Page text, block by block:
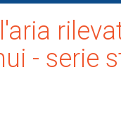
- serie